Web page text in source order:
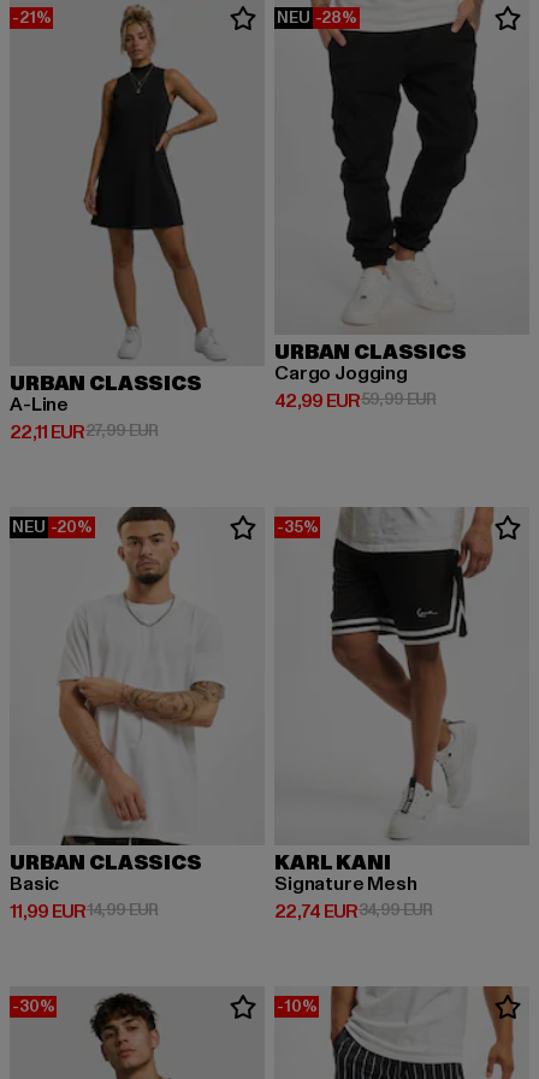
-21%
URBAN CLASSICS
A-Line
22,11 EUR
Derzeitiger Preis: 22,11 EUR
27,99 EURAktionspreis: 27,99 EUR
NEU -28%
URBAN CLASSICS
Cargo Jogging
42,99 EUR
Derzeitiger Preis: 42,99 EUR
59,99 EURAktionspreis:
NEU -20%
URBAN CLASSICS
Basic
11,99 EUR
Derzeitiger Preis: 11,99 EUR
14,99 EURAktionspreis: 14,99 EUR
-35%
KARL KANI
Signature Mesh
22,74 EUR
Derzeitiger Preis: 22,74 EUR
34,99 EURAktionspreis:
-30% -10%